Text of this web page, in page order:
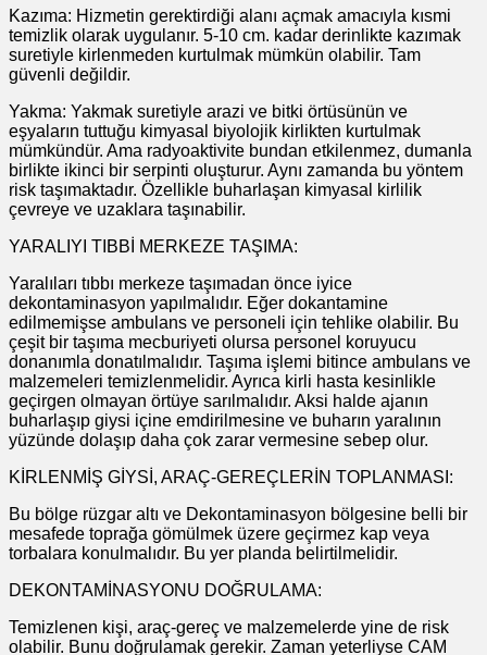
Kazıma: Hizmetin gerektirdiği alanı açmak amacıyla kısmi
temizlik olarak uygulanır. 5-10 cm. kadar derinlikte kazımak
suretiyle kirlenmeden kurtulmak mümkün olabilir. Tam
güvenli değildir.
Yakma: Yakmak suretiyle arazi ve bitki örtüsünün ve
eşyaların tuttuğu kimyasal biyolojik kirlikten kurtulmak
mümkündür. Ama radyoaktivite bundan etkilenmez, dumanla
birlikte ikinci bir serpinti oluşturur. Aynı zamanda bu yöntem
risk taşımaktadır. Özellikle buharlaşan kimyasal kirlilik
çevreye ve uzaklara taşınabilir.
YARALIYI TIBBİ MERKEZE TAŞIMA:
Yaralıları tıbbı merkeze taşımadan önce iyice
dekontaminasyon yapılmalıdır. Eğer dokantamine
edilmemişse ambulans ve personeli için tehlike olabilir. Bu
çeşit bir taşıma mecburiyeti olursa personel koruyucu
donanımla donatılmalıdır. Taşıma işlemi bitince ambulans ve
malzemeleri temizlenmelidir. Ayrıca kirli hasta kesinlikle
geçirgen olmayan örtüye sarılmalıdır. Aksi halde ajanın
buharlaşıp giysi içine emdirilmesine ve buharın yaralının
yüzünde dolaşıp daha çok zarar vermesine sebep olur.
KİRLENMİŞ GİYSİ, ARAÇ-GEREÇLERİN TOPLANMASI:
Bu bölge rüzgar altı ve Dekontaminasyon bölgesine belli bir
mesafede toprağa gömülmek üzere geçirmez kap veya
torbalara konulmalıdır. Bu yer planda belirtilmelidir.
DEKONTAMİNASYONU DOĞRULAMA:
Temizlenen kişi, araç-gereç ve malzemelerde yine de risk
olabilir. Bunu doğrulamak gerekir. Zaman yeterliyse CAM